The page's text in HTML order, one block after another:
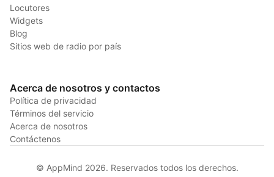
Locutores
Widgets
Blog
Sitios web de radio por país
Acerca de nosotros y contactos
Política de privacidad
Términos del servicio
Acerca de nosotros
Contáctenos
© AppMind 2026. Reservados todos los derechos.